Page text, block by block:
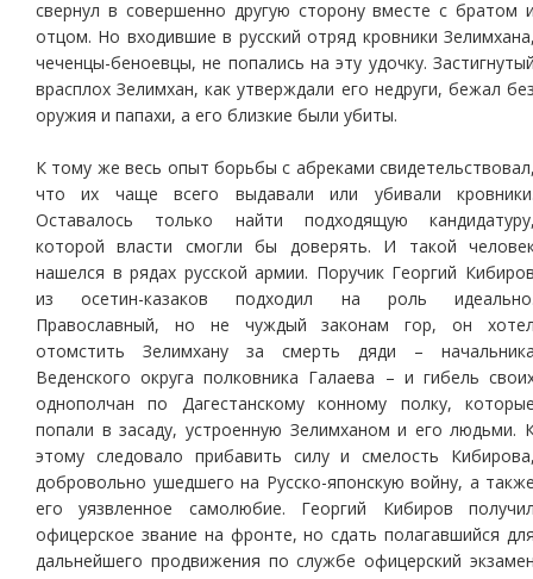
свернул в совершенно другую сторону вместе с братом
отцом. Но входившие в русский отряд кровники
чеченцы-беноевцы, не попались на эту удочку.
врасплох Зелимхан, как утверждали его недруги, бежал
оружия и папахи, а его близкие были убиты.
К тому же весь опыт борьбы с абреками
что их чаще всего выдавали или убивали
Оставалось только найти подходящую
которой власти смогли бы доверять. И такой
нашелся в рядах русской армии. Поручик Георгий
из осетин-казаков подходил на роль
Православный, но не чуждый законам гор, он
отомстить Зелимхану за смерть дяди –
Веденского округа полковника Галаева – и гибель
однополчан по Дагестанскому конному полку,
попали в засаду, устроенную Зелимханом и его людьми.
этому следовало прибавить силу и смелость
добровольно ушедшего на Русско-японскую войну, а
его уязвленное самолюбие. Георгий Кибиров
офицерское звание на фронте, но сдать полагавшийся
дальнейшего продвижения по службе офицерский